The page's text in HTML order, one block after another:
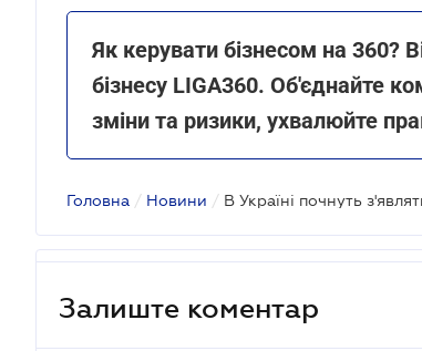
Як керувати бізнесом на
бізнесу LIGA360. Об'єднайте
зміни та ризики, ухвалюйте
Головна / Новини /
Залиште коментар